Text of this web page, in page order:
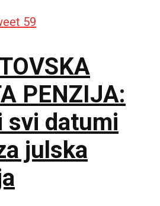
59
PENZIJA:
svi datumi
julska